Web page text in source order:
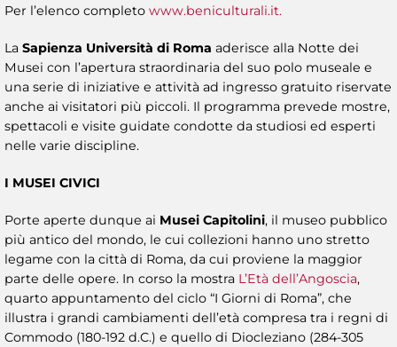
Per l’elenco completo www.beniculturali.it.
La Sapienza Università di Roma aderisce alla Notte dei
Musei con l’apertura straordinaria del suo polo museale e
una serie di iniziative e attività ad ingresso gratuito riservate
anche ai visitatori più piccoli. Il programma prevede mostre,
spettacoli e visite guidate condotte da studiosi ed esperti
nelle varie discipline.
I MUSEI CIVICI
Porte aperte dunque ai Musei Capitolini, il museo pubblico
più antico del mondo, le cui collezioni hanno uno stretto
legame con la città di Roma, da cui proviene la maggior
parte delle opere. In corso la mostra L’Età dell’Angoscia,
quarto appuntamento del ciclo “I Giorni di Roma”, che
illustra i grandi cambiamenti dell’età compresa tra i regni di
Commodo (180-192 d.C.) e quello di Diocleziano (284-305